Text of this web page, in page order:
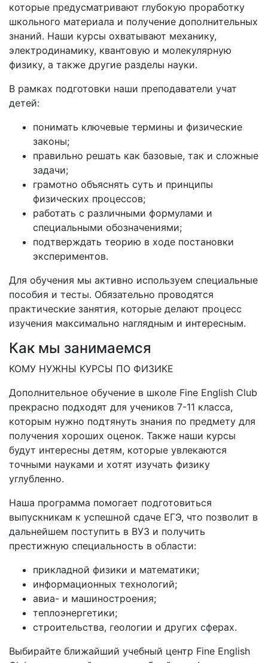
которые предусматривают глубокую проработку
школьного материала и получение дополнительных
знаний. Наши курсы охватывают механику,
электродинамику, квантовую и молекулярную
физику, а также другие разделы науки.
В рамках подготовки наши преподаватели учат
детей:
понимать ключевые термины и физические
законы;
правильно решать как базовые, так и сложные
задачи;
грамотно объяснять суть и принципы
физических процессов;
работать с различными формулами и
специальными обозначениями;
подтверждать теорию в ходе постановки
экспериментов.
Для обучения мы активно используем специальные
пособия и тесты. Обязательно проводятся
практические занятия, которые делают процесс
изучения максимально наглядным и интересным.
Как мы занимаемся
КОМУ НУЖНЫ КУРСЫ ПО ФИЗИКЕ
Дополнительное обучение в школе Fine English Club
прекрасно подходят для учеников 7-11 класса,
которым нужно подтянуть знания по предмету для
получения хороших оценок. Также наши курсы
будут интересны детям, которые увлекаются
точными науками и хотят изучать физику
углубленно.
Наша программа помогает подготовиться
выпускникам к успешной сдаче ЕГЭ, что позволит в
дальнейшем поступить в ВУЗ и получить
престижную специальность в области:
прикладной физики и математики;
информационных технологий;
авиа- и машиностроения;
теплоэнергетики;
строительства, геологии и других сферах.
Выбирайте ближайший учебный центр Fine English